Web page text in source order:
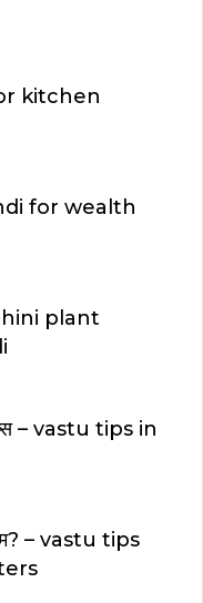
kitchen
for wealth
plant
– vastu tips in
– vastu tips